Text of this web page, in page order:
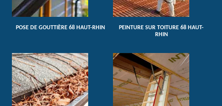
POSE DE GOUTTIÈRE 68 HAUT-RHIN
PEINTURE SUR TOITURE 68 HAUT-
RHIN